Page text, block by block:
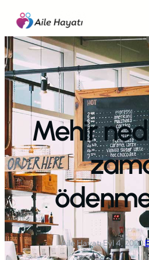
İçeriğe
geç
Mehir
Aile Hayatı·Eyl 4, 2020·